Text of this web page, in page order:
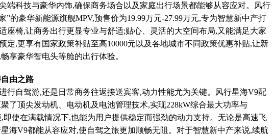
端科技与豪华内饰,确保商务场合以及家庭出行场景都能够从容应对。风行
”的豪华新能源旗舰MPV,预售价为19.99万元-27.99万元,专为智慧新中产打
座椅,让商务出行更显专业与舒适;贴心、灵活的大空间布局,又能满足大家
定,更享有国家政策补贴至高10000元以及各地城市不同政策优惠补贴,让新
享豪华智电头等舱的出行体验。
由之路
行自驾游,还是日常商务往返接送宾客,动力性能尤为关键。风行星海V9配
了顶尖发动机、电动机及电池管理技术,实现228kW综合最大功率与
,即使在满载情况下,也能为用户提供稳定而强劲的动力支持。无论是高速飞
海V9都能从容应对,使自驾之旅更加顺畅无阻。对于智慧新中产来说,续航